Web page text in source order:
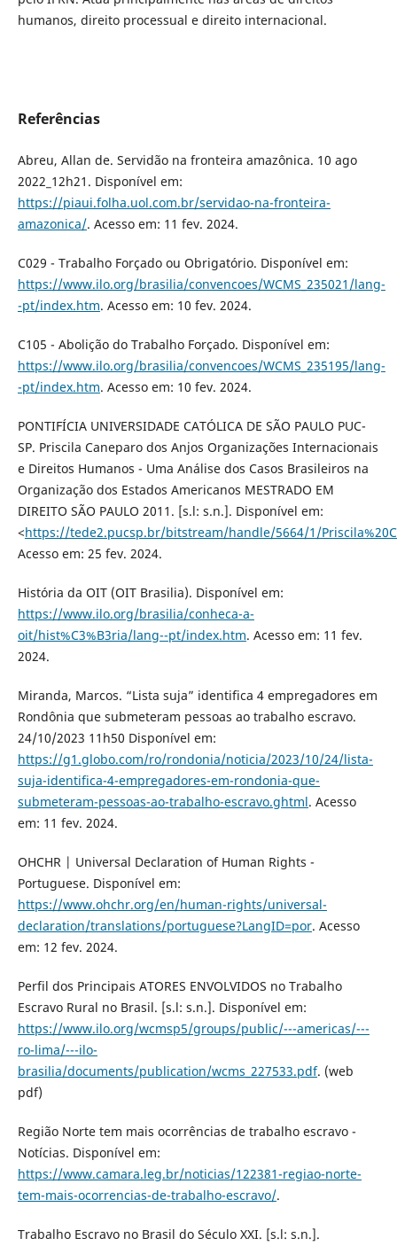
humanos, direito processual e direito internacional.
Referências
Abreu, Allan de. Servidão na fronteira amazônica. 10 ago
2022_12h21. Disponível em:
https://piaui.folha.uol.com.br/servidao-na-fronteira-
amazonica/. Acesso em: 11 fev. 2024.
C029 - Trabalho Forçado ou Obrigatório. Disponível em:
https://www.ilo.org/brasilia/convencoes/WCMS_235021/lang-
-pt/index.htm. Acesso em: 10 fev. 2024.
C105 - Abolição do Trabalho Forçado. Disponível em:
https://www.ilo.org/brasilia/convencoes/WCMS_235195/lang-
-pt/index.htm. Acesso em: 10 fev. 2024.
PONTIFÍCIA UNIVERSIDADE CATÓLICA DE SÃO PAULO PUC-
SP. Priscila Caneparo dos Anjos Organizações Internacionais
e Direitos Humanos - Uma Análise dos Casos Brasileiros na
Organização dos Estados Americanos MESTRADO EM
DIREITO SÃO PAULO 2011. [s.l: s.n.]. Disponível em:
<https://tede2.pucsp.br/bitstream/handle/5664/1/
Acesso em: 25 fev. 2024.
História da OIT (OIT Brasilia). Disponível em:
https://www.ilo.org/brasilia/conheca-a-
oit/hist%C3%B3ria/lang--pt/index.htm. Acesso em: 11 fev.
2024.
Miranda, Marcos. “Lista suja” identifica 4 empregadores em
Rondônia que submeteram pessoas ao trabalho escravo.
24/10/2023 11h50 Disponível em:
https://g1.globo.com/ro/rondonia/noticia/2023/10/24/lista-
suja-identifica-4-empregadores-em-rondonia-que-
submeteram-pessoas-ao-trabalho-escravo.ghtml. Acesso
em: 11 fev. 2024.
OHCHR | Universal Declaration of Human Rights -
Portuguese. Disponível em:
https://www.ohchr.org/en/human-rights/universal-
declaration/translations/portuguese?LangID=por. Acesso
em: 12 fev. 2024.
Perfil dos Principais ATORES ENVOLVIDOS no Trabalho
Escravo Rural no Brasil. [s.l: s.n.]. Disponível em:
https://www.ilo.org/wcmsp5/groups/public/---americas/---
ro-lima/---ilo-
brasilia/documents/publication/wcms_227533.pdf. (web
pdf)
Região Norte tem mais ocorrências de trabalho escravo -
Notícias. Disponível em:
https://www.camara.leg.br/noticias/122381-regiao-norte-
tem-mais-ocorrencias-de-trabalho-escravo/.
Trabalho Escravo no Brasil do Século XXI. [s.l: s.n.].